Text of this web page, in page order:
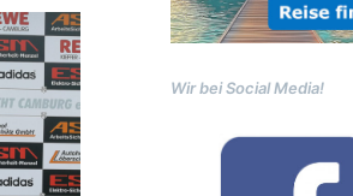
Wir bei Social Media!